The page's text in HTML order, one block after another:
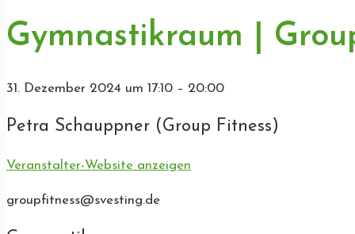
Gymnastikraum |
31. Dezember 2024 um 17:10 – 20:00
Petra Schauppner (Group Fitness)
Veranstalter-Website anzeigen
groupfitness@svesting.de